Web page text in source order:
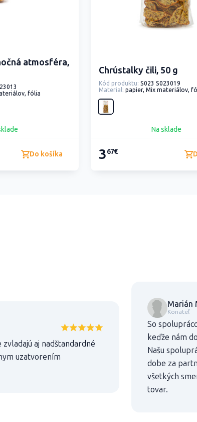
atmosféra,
fólia
Do košíka
Chrústalky čili, 50 g
Kód produktu: S023 S023019
Material: papier, Mix materiálov,
Na sklade
367€
aj nadštandardné
uzatvorením
Marián
Konateľ
So
keďže nám
Našu
dobe za
všetkých
tovar.